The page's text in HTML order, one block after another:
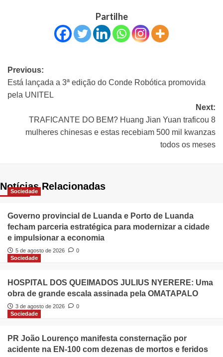
Partilhe
Previous:
Está lançada a 3ª edição do Conde Robótica promovida
pela UNITEL
Next:
TRAFICANTE DO BEM? Huang Jian Yuan traficou 8
mulheres chinesas e estas recebiam 500 mil kwanzas
todos os meses
Notícias Relacionadas
Sociedade
Governo provincial de Luanda e Porto de Luanda
fecham parceria estratégica para modernizar a cidade
e impulsionar a economia
5 de agosto de 2026
0
Sociedade
HOSPITAL DOS QUEIMADOS JULIUS NYERERE: Uma
obra de grande escala assinada pela OMATAPALO
3 de agosto de 2026
0
Sociedade
PR João Lourenço manifesta consternação por
acidente na EN-100 com dezenas de mortos e feridos